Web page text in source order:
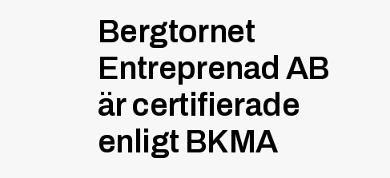
Bergtornet
Entreprenad AB
är certifierade
enligt BKMA